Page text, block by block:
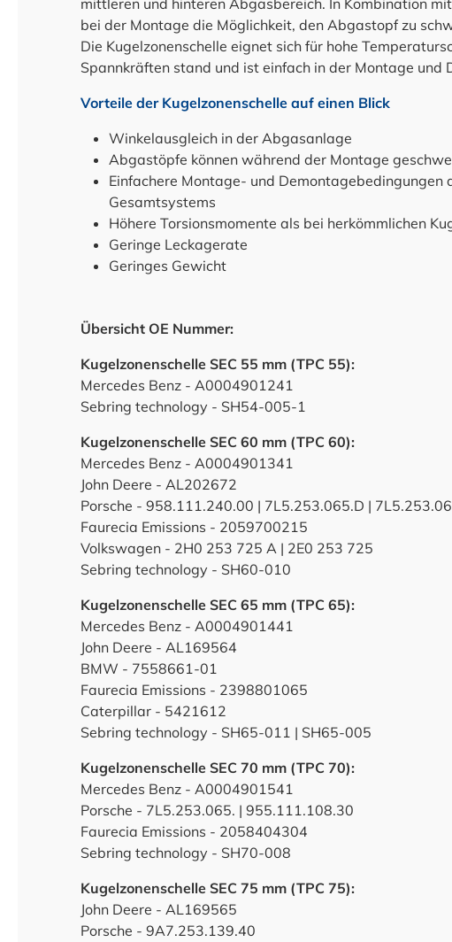
mittleren und hinteren Abgasbereich. In Kombination
bei der Montage die Möglichkeit, den Abgastopf zu
Die Kugelzonenschelle eignet sich für hohe
Spannkräften stand und ist einfach in der Montage und
Vorteile der Kugelzonenschelle auf einen Blick
Winkelausgleich in der Abgasanlage
Abgastöpfe können während der Montage
Einfachere Montage- und Demontagebedingungen
Gesamtsystems
Höhere Torsionsmomente als bei herkömmlichen
Geringe Leckagerate
Geringes Gewicht
Übersicht OE Nummer:
Kugelzonenschelle SEC 55 mm (TPC 55):
Mercedes Benz - A0004901241
Sebring technology - SH54-005-1
Kugelzonenschelle SEC 60 mm (TPC 60):
Mercedes Benz - A0004901341
John Deere - AL202672
Porsche - 958.111.240.00 | 7L5.253.065.D |
Faurecia Emissions - 2059700215
Volkswagen - 2H0 253 725 A | 2E0 253 725
Sebring technology - SH60-010
Kugelzonenschelle SEC 65 mm (TPC 65):
Mercedes Benz - A0004901441
John Deere - AL169564
BMW - 7558661-01
Faurecia Emissions - 2398801065
Caterpillar - 5421612
Sebring technology - SH65-011 | SH65-005
Kugelzonenschelle SEC 70 mm (TPC 70):
Mercedes Benz - A0004901541
Porsche - 7L5.253.065. | 955.111.108.30
Faurecia Emissions - 2058404304
Sebring technology - SH70-008
Kugelzonenschelle SEC 75 mm (TPC 75):
John Deere - AL169565
Porsche - 9A7.253.139.40